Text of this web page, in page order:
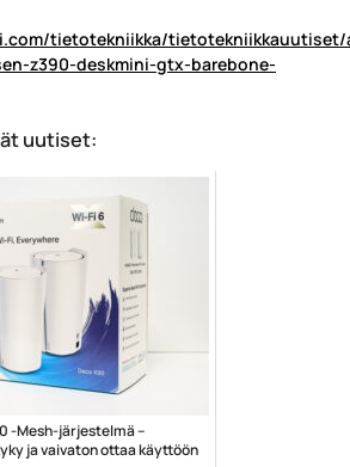
tietotekniikka/tietotekniikkauutiset/
z390-deskmini-gtx-barebone-
uutiset:
-Mesh-järjestelmä –
ja vaivaton ottaa käyttöön